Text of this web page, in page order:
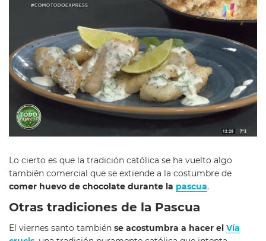
Lo cierto es que la tradición católica se ha vuelto algo
también comercial que se extiende a la costumbre de
comer huevo de chocolate durante la pascua.
Otras tradiciones de la Pascua
El viernes santo también se acostumbra a hacer el Vía